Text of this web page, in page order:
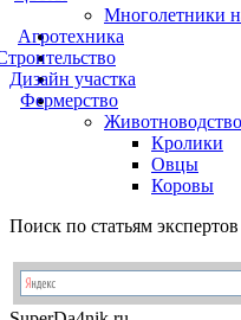
Многолетники
Агротехника
Дизайн участка
Фермерство
Животноводство
Кролики
Овцы
Коровы
Поиск по статьям